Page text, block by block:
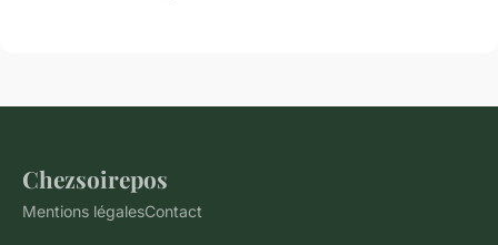
Chezsoirepos
Mentions légalesContact